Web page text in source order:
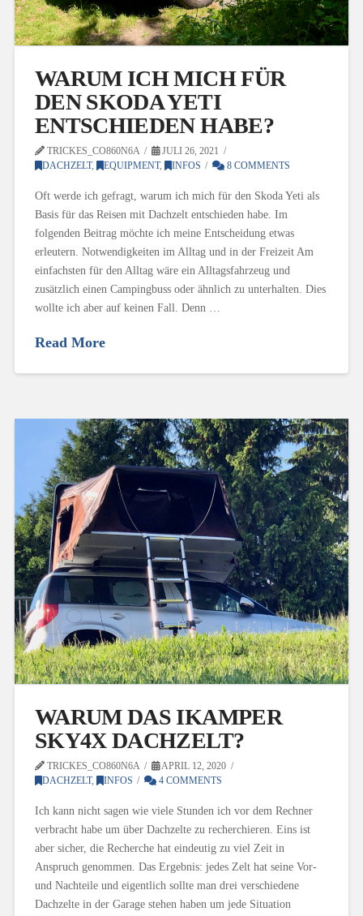
WARUM ICH MICH FÜR
DEN SKODA YETI
ENTSCHIEDEN HABE?
TRICKES_CO860N6A
JULI 26, 2021
DACHZELT, EQUIPMENT, INFOS 8 COMMENTS
Oft werde ich gefragt, warum ich mich für den Skoda Yeti als
Basis für das Reisen mit Dachzelt entschieden habe. Im
folgenden Beitrag möchte ich meine Entscheidung etwas
erleutern. Notwendigkeiten im Alltag und in der Freizeit Am
einfachsten für den Alltag wäre ein Alltagsfahrzeug und
zusätzlich einen Campingbuss oder ähnlich zu unterhalten. Dies
wollte ich aber auf keinen Fall. Denn …
Read More
WARUM DAS IKAMPER
SKY4X DACHZELT?
TRICKES_CO860N6A
APRIL 12, 2020
DACHZELT, INFOS 4 COMMENTS
Ich kann nicht sagen wie viele Stunden ich vor dem Rechner
verbracht habe um über Dachzelte zu recherchieren. Eins ist
aber sicher, die Recherche hat eindeutig zu viel Zeit in
Anspruch genommen. Das Ergebnis: jedes Zelt hat seine Vor-
und Nachteile und eigentlich sollte man drei verschiedene
Dachzelte in der Garage stehen haben um jede Situation